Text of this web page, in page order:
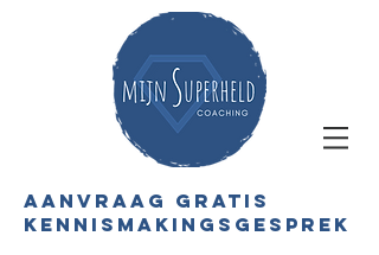
aanvraag gratis
kennismakingsgesprek